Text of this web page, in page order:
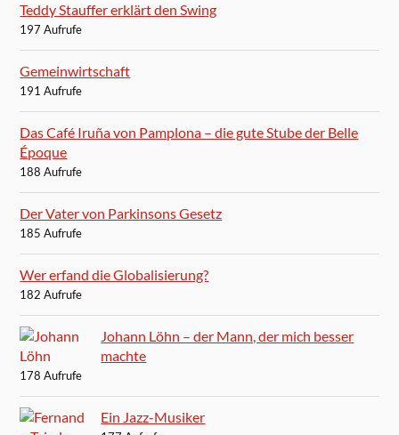
Teddy Stauffer erklärt den Swing
197 Aufrufe
Gemeinwirtschaft
191 Aufrufe
Das Café Iruña von Pamplona – die gute Stube der Belle
Époque
188 Aufrufe
Der Vater von Parkinsons Gesetz
185 Aufrufe
Wer erfand die Globalisierung?
182 Aufrufe
Johann Löhn – der Mann, der mich besser
machte
178 Aufrufe
Ein Jazz-Musiker